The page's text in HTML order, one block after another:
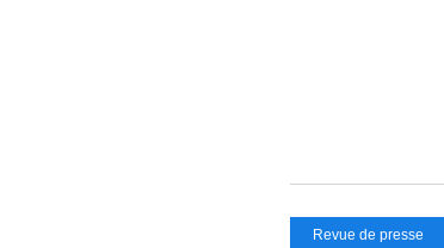
Revue de presse